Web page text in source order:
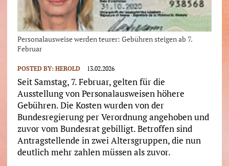
Personalausweise werden teurer: Gebühren steigen ab 7.
Februar
POSTED BY: HEROLD 13.02.2026
Seit Samstag, 7. Februar, gelten für die
Ausstellung von Personalausweisen höhere
Gebühren. Die Kosten wurden von der
Bundesregierung per Verordnung angehoben und
zuvor vom Bundesrat gebilligt. Betroffen sind
Antragstellende in zwei Altersgruppen, die nun
deutlich mehr zahlen müssen als zuvor.